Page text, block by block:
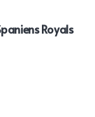
Royals